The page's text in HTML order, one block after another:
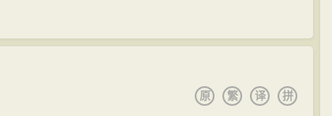
得到解脱。他深受佛家的“平常心是道”的启发，在黄
奔腾如洪水破堤一泻千里；而后期的作品则空灵隽
颇有政绩。
知州。上任后，他即给皇上写了一封《湖州谢
牧养小民”，这些话被新党抓了辫子，说他是“愚弄
拼
译
繁
原